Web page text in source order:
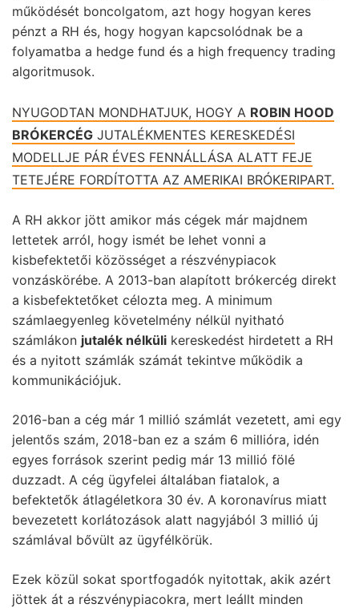
működését boncolgatom, azt hogy hogyan keres
pénzt a RH és, hogy hogyan kapcsolódnak be a
folyamatba a hedge fund és a high frequency trading
algoritmusok.
NYUGODTAN MONDHATJUK, HOGY A ROBIN HOOD
BRÓKERCÉG JUTALÉKMENTES KERESKEDÉSI
MODELLJE PÁR ÉVES FENNÁLLÁSA ALATT FEJE
TETEJÉRE FORDÍTOTTA AZ AMERIKAI BRÓKERIPART.
A RH akkor jött amikor más cégek már majdnem
lettetek arról, hogy ismét be lehet vonni a
kisbefektetői közösséget a részvénypiacok
vonzáskörébe. A 2013-ban alapított brókercég direkt
a kisbefektetőket célozta meg. A minimum
számlaegyenleg követelmény nélkül nyitható
számlákon jutalék nélküli kereskedést hirdetett a RH
és a nyitott számlák számát tekintve működik a
kommunikációjuk.
2016-ban a cég már 1 millió számlát vezetett, ami egy
jelentős szám, 2018-ban ez a szám 6 millióra, idén
egyes források szerint pedig már 13 millió fölé
duzzadt. A cég ügyfelei általában fiatalok, a
befektetők átlagéletkora 30 év. A koronavírus miatt
bevezetett korlátozások alatt nagyjából 3 millió új
számlával bővült az ügyfélkörük.
Ezek közül sokat sportfogadók nyitottak, akik azért
jöttek át a részvénypiacokra, mert leállt minden